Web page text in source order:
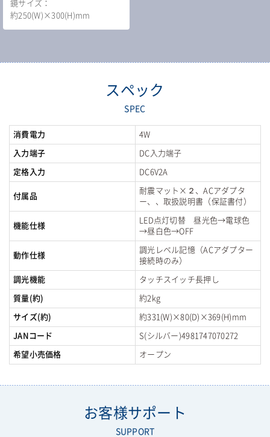
鏡サイズ：
約250(W)×300(H)mm
スペック
SPEC
消費電力 4W
入力端子 DC入力端子
定格入力 DC6V2A
付属品
耐震マット×２、ACアダプタ
ー、、取扱説明書（保証書付）
機能仕様
LED点灯切替 昼光色→電球色
→昼白色→OFF
動作仕様
調光レベル記憶（ACアダプター
接続時のみ）
調光機能 タッチスイッチ長押し
質量(約) 約2kg
サイズ(約) 約331(W)×80(D)×369(H)mm
JANコード S(シルバー)4981747070272
希望小売価格 オープン
お客様サポート
SUPPORT